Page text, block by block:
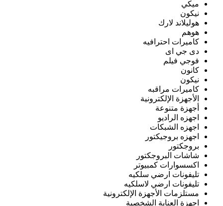
ميكي
نيكون
هوليلاند لارك
هوهم
كاميرات احترافيه
دى جي اى
فوجي فيلم
كانون
نيكون
كاميرات مراقبه
الأجهزة الإلكترونية
أجهزة متنوعة
اجهزه الراديو
اجهزه الشبكات
اجهزه بروجيكتور
بروجكتور
شاشات البروجكتور
اكسسوارات كمبيوتر
تليفونات ارضي سلكيه
تليفونات ارضي لاسلكيه
مستلزمات الأجهزة الإلكترونية
اجهزة العناية الشخصية